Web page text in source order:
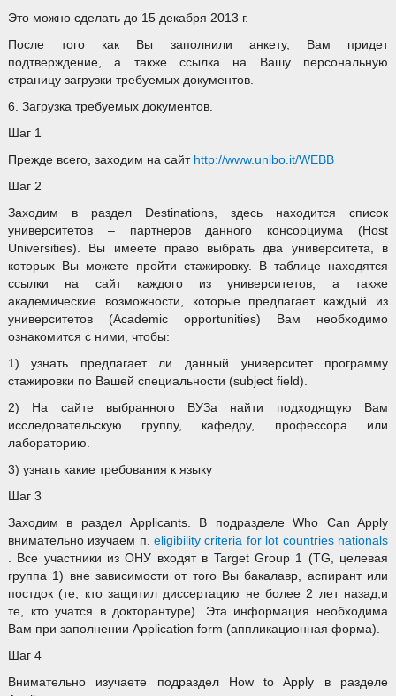
Это можно сделать до 15 декабря 2013 г.
После того как Вы заполнили анкету, Вам придет
подтверждение, а также ссылка на Вашу персональную
страницу загрузки требуемых документов.
6. Загрузка требуемых документов.
Шаг 1
Прежде всего, заходим на сайт http://www.unibo.it/WEBB
Шаг 2
Заходим в раздел Destinations, здесь находится список
университетов – партнеров данного консорциума (Host
Universities). Вы имеете право выбрать два университета, в
которых Вы можете пройти стажировку. В таблице находятся
ссылки на сайт каждого из университетов, а также
академические возможности, которые предлагает каждый из
университетов (Academic opportunities) Вам необходимо
ознакомится с ними, чтобы:
1) узнать предлагает ли данный университет программу
стажировки по Вашей специальности (subject field).
2) На сайте выбранного ВУЗа найти подходящую Вам
исследовательскую группу, кафедру, профессора или
лабораторию.
3) узнать какие требования к языку
Шаг 3
Заходим в раздел Applicants. В подразделе Who Can Apply
внимательно изучаем п.eligibility criteria for lot countries nationals
. Все участники из ОНУ входят в Target Group 1 (TG, целевая
группа 1) вне зависимости от того Вы бакалавр, аспирант или
постдок (те, кто защитил диссертацию не более 2 лет назад,и
те, кто учатся в докторантуре). Эта информация необходима
Вам при заполнении Application form (аппликационная форма).
Шаг 4
Внимательно изучаете подраздел How to Apply в разделе